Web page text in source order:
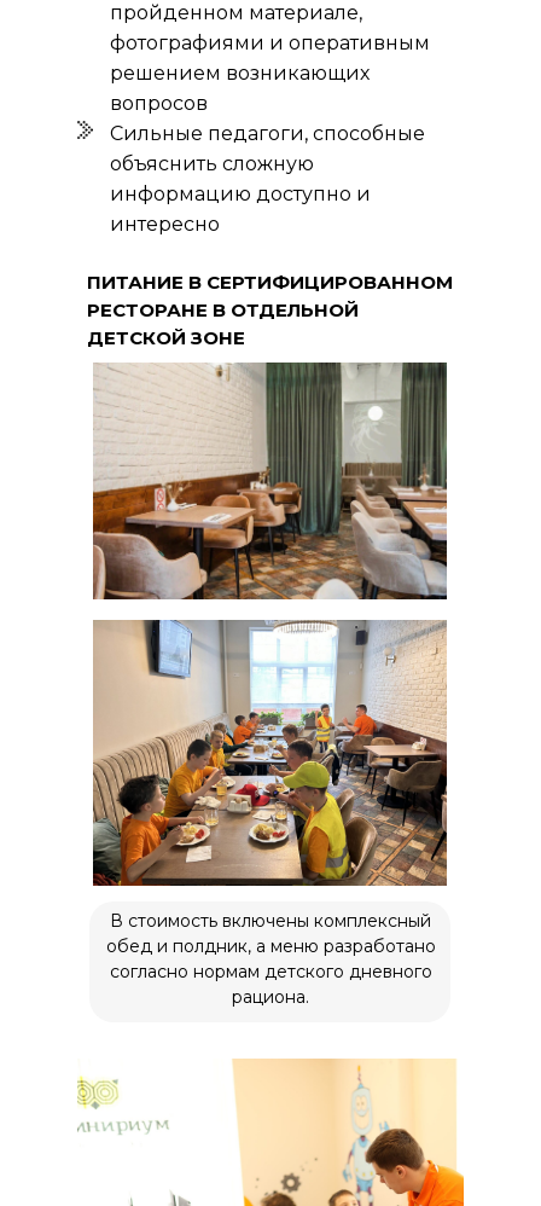
пройденном материале,
фотографиями и оперативным
решением возникающих
вопросов
Сильные педагоги, способные
объяснить сложную
информацию доступно и
интересно
ПИТАНИЕ В СЕРТИФИЦИРОВАННОМ
РЕСТОРАНЕ В ОТДЕЛЬНОЙ
ДЕТСКОЙ ЗОНЕ
В стоимость включены комплексный
обед и полдник, а меню разработано
согласно нормам детского дневного
рациона.
+7 (495) 818-64-46
+7 (980) 459-16-30